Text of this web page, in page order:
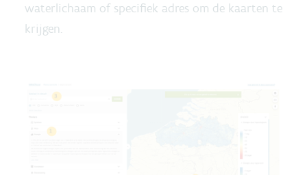
waterlichaam of specifiek adres om de kaarten te
krijgen.